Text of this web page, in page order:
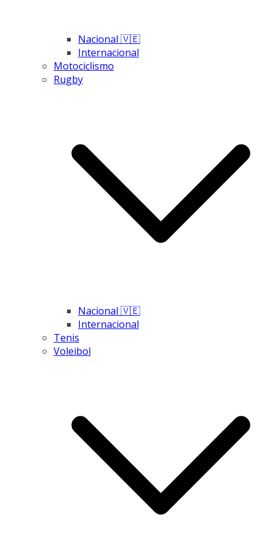
Nacional 🇻🇪
Internacional
Motociclismo
Rugby
Nacional 🇻🇪
Internacional
Tenis
Voleibol